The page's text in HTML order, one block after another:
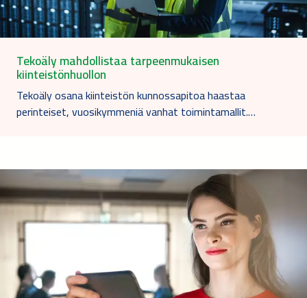
Tekoäly mahdollistaa tarpeenmukaisen
kiinteistönhuollon
Tekoäly osana kiinteistön kunnossapitoa haastaa
perinteiset, vuosikymmeniä vanhat toimintamallit.…